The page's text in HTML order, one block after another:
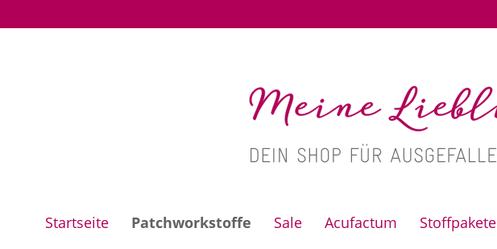
Startseite Patchworkstoffe Sale Acufactum Stoffpakete